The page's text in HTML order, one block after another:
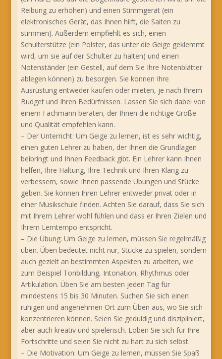
Reibung zu erhöhen) und einen Stimmgerät (ein
elektronisches Gerät, das Ihnen hilft, die Saiten zu
stimmen). Außerdem empfiehlt es sich, einen
Schulterstütze (ein Polster, das unter die Geige geklemmt
wird, um sie auf der Schulter zu halten) und einen
Notenständer (ein Gestell, auf dem Sie Ihre Notenblätter
ablegen können) zu besorgen. Sie können Ihre
Ausrüstung entweder kaufen oder mieten, je nach Ihrem
Budget und Ihren Bedürfnissen. Lassen Sie sich dabei von
einem Fachmann beraten, der Ihnen die richtige Größe
und Qualität empfehlen kann.
– Der Unterricht: Um Geige zu lernen, ist es sehr wichtig,
einen guten Lehrer zu haben, der Ihnen die Grundlagen
beibringt und Ihnen Feedback gibt. Ein Lehrer kann Ihnen
helfen, Ihre Haltung, Ihre Technik und Ihren Klang zu
verbessern, sowie Ihnen passende Übungen und Stücke
geben. Sie können Ihren Lehrer entweder privat oder in
einer Musikschule finden. Achten Sie darauf, dass Sie sich
mit Ihrem Lehrer wohl fühlen und dass er Ihren Zielen und
Ihrem Lerntempo entspricht.
– Die Übung: Um Geige zu lernen, müssen Sie regelmäßig
üben. Üben bedeutet nicht nur, Stücke zu spielen, sondern
auch gezielt an bestimmten Aspekten zu arbeiten, wie
zum Beispiel Tonbildung, Intonation, Rhythmus oder
Artikulation. Üben Sie am besten jeden Tag für
mindestens 15 bis 30 Minuten. Suchen Sie sich einen
ruhigen und angenehmen Ort zum Üben aus, wo Sie sich
konzentrieren können. Seien Sie geduldig und diszipliniert,
aber auch kreativ und spielerisch. Loben Sie sich für Ihre
Fortschritte und seien Sie nicht zu hart zu sich selbst.
– Die Motivation: Um Geige zu lernen, müssen Sie Spaß